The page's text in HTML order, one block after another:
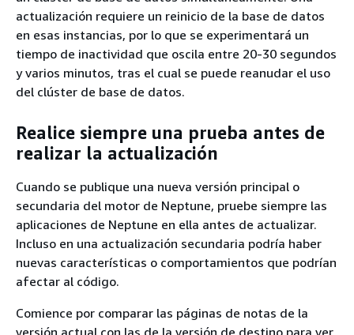
actualización requiere un reinicio de la base de datos
en esas instancias, por lo que se experimentará un
tiempo de inactividad que oscila entre 20-30 segundos
y varios minutos, tras el cual se puede reanudar el uso
del clúster de base de datos.
Realice siempre una prueba antes de
realizar la actualización
Cuando se publique una nueva versión principal o
secundaria del motor de Neptune, pruebe siempre las
aplicaciones de Neptune en ella antes de actualizar.
Incluso en una actualización secundaria podría haber
nuevas características o comportamientos que podrían
afectar al código.
Comience por comparar las páginas de notas de la
versión actual con las de la versión de destino para ver